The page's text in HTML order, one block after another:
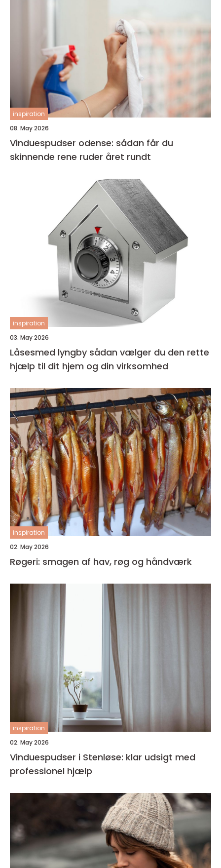
inspiration
08. May 2026
Vinduespudser odense: sådan får du
skinnende rene ruder året rundt
inspiration
03. May 2026
Låsesmed lyngby sådan vælger du den rette
hjælp til dit hjem og din virksomhed
inspiration
02. May 2026
Røgeri: smagen af hav, røg og håndværk
inspiration
02. May 2026
Vinduespudser i Stenløse: klar udsigt med
professionel hjælp